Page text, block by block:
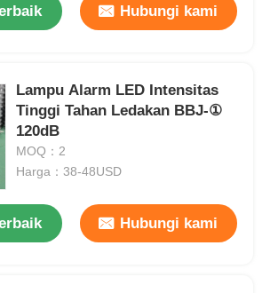
Hubungi kami
Lampu Alarm LED Intensitas
Tinggi Tahan Ledakan BBJ-①
120dB
MOQ：2
Harga：38-48USD
Hubungi kami